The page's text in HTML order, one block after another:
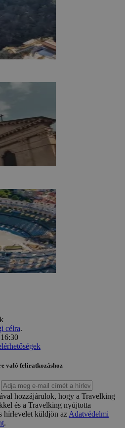
célra.
való feliratkozáshoz
hozzájárulok, hogy a Travelking
és a Travelking nyújtotta
hírlevelet küldjön az Adatvédelmi
.